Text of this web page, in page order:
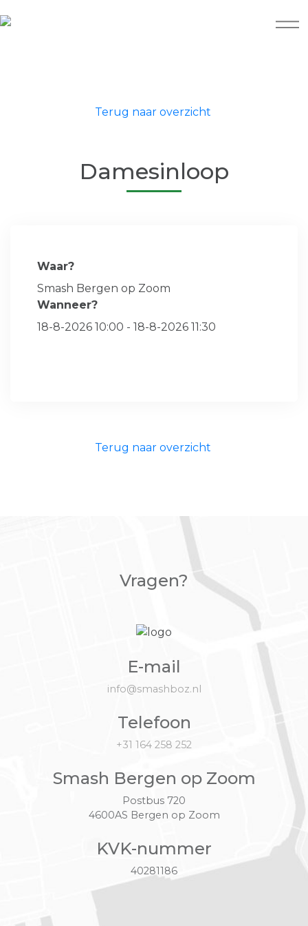
Terug naar overzicht
Damesinloop
Waar?
Smash Bergen op Zoom
Wanneer?
18-8-2026 10:00 - 18-8-2026 11:30
Terug naar overzicht
Vragen?
E-mail
info@smashboz.nl
Telefoon
+31 164 258 252
Smash Bergen op Zoom
Postbus 720
4600AS Bergen op Zoom
KVK-nummer
40281186